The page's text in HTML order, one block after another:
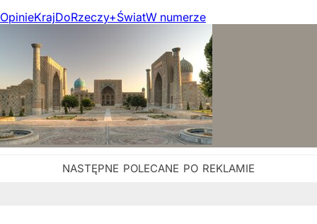
OpinieKrajDoRzeczy+ŚwiatW numerze